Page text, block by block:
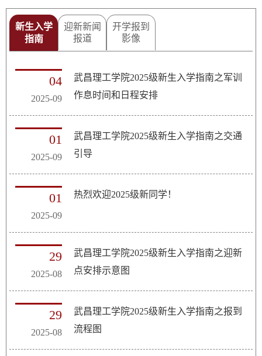
新生入学
指南
迎新新闻
报道
开学报到
影像
04
2025-09
武昌理工学院2025级新生入学指南之军训
作息时间和日程安排
01
2025-09
武昌理工学院2025级新生入学指南之交通
引导
01
2025-09
热烈欢迎2025级新同学！
29
2025-08
武昌理工学院2025级新生入学指南之迎新
点安排示意图
29
2025-08
武昌理工学院2025级新生入学指南之报到
流程图